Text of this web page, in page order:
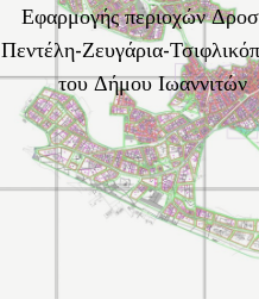
Εφαρμογής περιοχών
Πεντέλη-Ζευγάρια-
του Δήμου Ιωαννιτών